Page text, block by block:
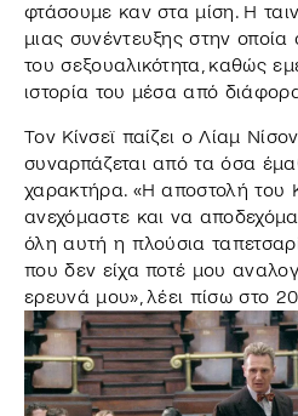
φτάσουμε καν στα μίση. Η
μιας συνέντευξης στην οποία
του σεξουαλικότητα, καθώς
ιστορία του μέσα από
Τον Κίνσεϊ παίζει ο Λίαμ
συναρπάζεται από τα όσα
χαρακτήρα. «Η αποστολή του
ανεχόμαστε και να
όλη αυτή η πλούσια
που δεν είχα ποτέ μου
ερευνά μου», λέει πίσω στο